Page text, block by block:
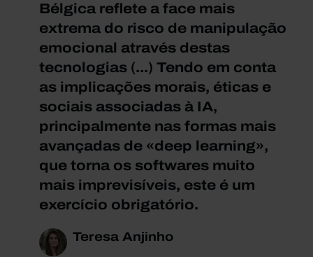
Bélgica reflete a face mais
extrema do risco de manipulação
emocional através destas
tecnologias (...) Tendo em conta
as implicações morais, éticas e
sociais associadas à IA,
principalmente nas formas mais
avançadas de «deep learning»,
que torna os softwares muito
mais imprevisíveis, este é um
exercício obrigatório.
Teresa Anjinho